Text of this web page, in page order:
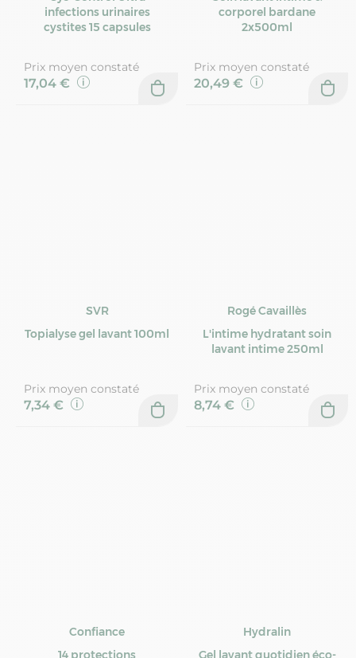
infections urinaires
cystites 15 capsules
Prix moyen constaté
17,04 €
corporel bardane
2x500ml
Prix moyen constaté
20,49 €
SVR
Topialyse gel lavant 100ml
Prix moyen constaté
7,34 €
Rogé Cavaillès
L'intime hydratant soin
lavant intime 250ml
Prix moyen constaté
8,74 €
Confiance
14 protections
Hydralin
Gel lavant quotidien éco-